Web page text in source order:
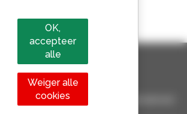
in de wereld is een manitou
- Tweedehands behandelingsmaterieel :
OK,
accepteer
alle
Weiger alle
cookies